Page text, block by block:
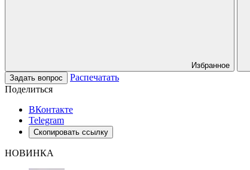
Избранное
Задать вопрос
Распечатать
Поделиться
ВКонтакте
Telegram
Скопировать ссылку
НОВИНКА